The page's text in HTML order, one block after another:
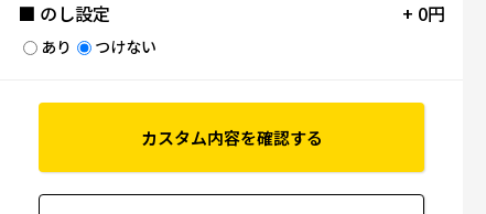
■ のし設定 + 0円
あり つけない
カスタム内容を確認する